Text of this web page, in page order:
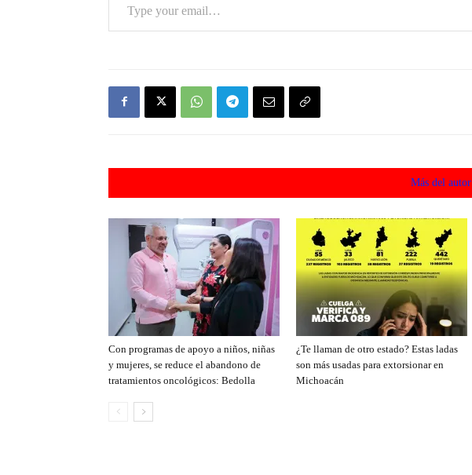
Más del autor
Con programas de apoyo a niños, niñas
y mujeres, se reduce el abandono de
tratamientos oncológicos: Bedolla
¿Te llaman de otro estado? Estas ladas
son más usadas para extorsionar en
Michoacán